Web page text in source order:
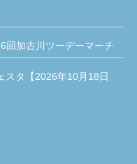
回加古川ツーデーマーチ
タ【2026年10月18日